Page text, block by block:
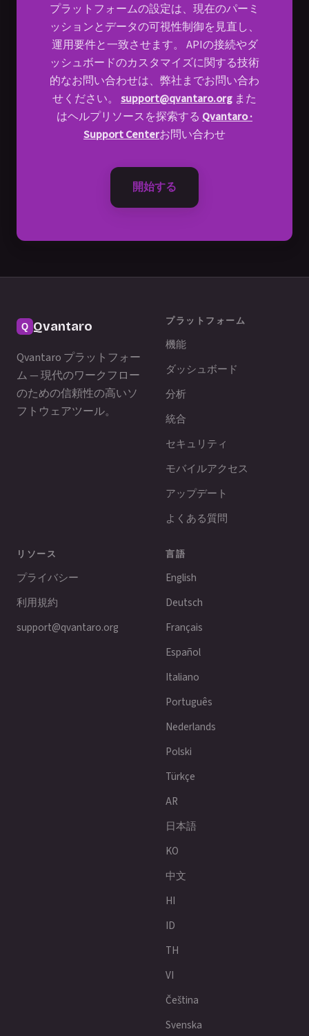
プラットフォームの設定は、現在のパーミ
ッションとデータの可視性制御を見直し、
運用要件と一致させます。 APIの接続やダ
ッシュボードのカスタマイズに関する技術
的なお問い合わせは、弊社までお問い合わ
せください。 support@qvantaro.org また
はヘルプリソースを探索する Qvantaro ·
Support Centerお問い合わせ
開始する
Qvantaro
Qvantaro プラットフォー
ム — 現代のワークフロー
のための信頼性の高いソ
フトウェアツール。
プラットフォーム
機能
ダッシュボード
分析
統合
セキュリティ
モバイルアクセス
アップデート
よくある質問
リソース
プライバシー
利用規約
support@qvantaro.org
言語
English
Deutsch
Français
Español
Italiano
Português
Nederlands
Polski
Türkçe
AR
日本語
KO
中文
HI
ID
TH
VI
Čeština
Svenska